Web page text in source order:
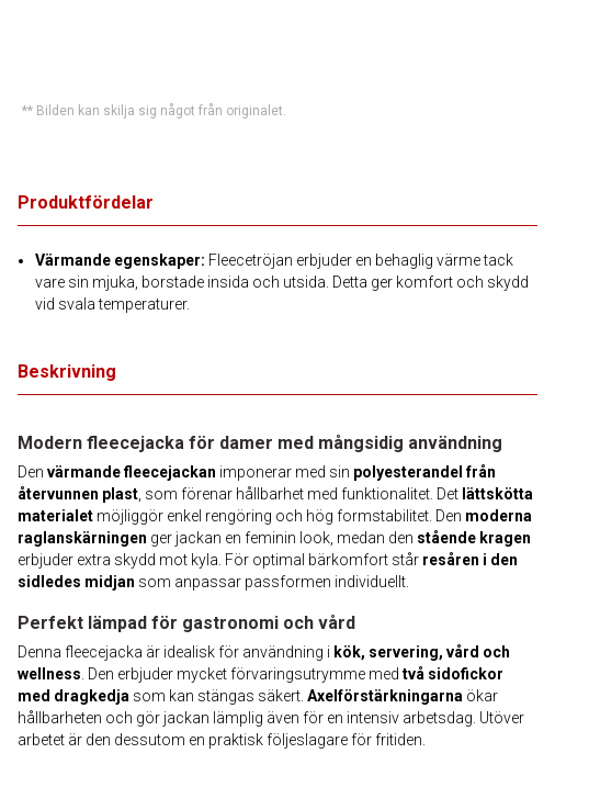
** Bilden kan skilja sig något från originalet.
Produktfördelar
Värmande egenskaper: Fleecetröjan erbjuder en behaglig värme tack
vare sin mjuka, borstade insida och utsida. Detta ger komfort och skydd
vid svala temperaturer.
Beskrivning
Modern fleecejacka för damer med mångsidig användning
Den värmande fleecejackan imponerar med sin polyesterandel från
återvunnen plast , som förenar hållbarhet med funktionalitet. Det lättskötta
materialet möjliggör enkel rengöring och hög formstabilitet. Den moderna
raglanskärningen ger jackan en feminin look, medan den stående kragen
erbjuder extra skydd mot kyla. För optimal bärkomfort står resåren i den
sidledes midjan som anpassar passformen individuellt.
Perfekt lämpad för gastronomi och vård
Denna fleecejacka är idealisk för användning i kök, servering, vård och
wellness . Den erbjuder mycket förvaringsutrymme med två sidofickor
med dragkedja som kan stängas säkert. Axelförstärkningarna ökar
hållbarheten och gör jackan lämplig även för en intensiv arbetsdag. Utöver
arbetet är den dessutom en praktisk följeslagare för fritiden.